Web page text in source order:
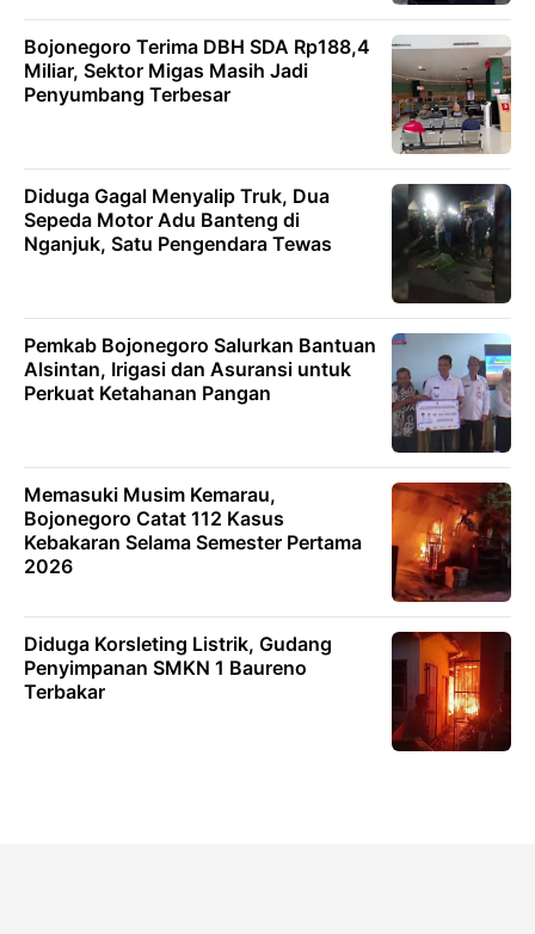
Bojonegoro Terima DBH SDA Rp188,4
Miliar, Sektor Migas Masih Jadi
Penyumbang Terbesar
Diduga Gagal Menyalip Truk, Dua
Sepeda Motor Adu Banteng di
Nganjuk, Satu Pengendara Tewas
Pemkab Bojonegoro Salurkan Bantuan
Alsintan, Irigasi dan Asuransi untuk
Perkuat Ketahanan Pangan
Memasuki Musim Kemarau,
Bojonegoro Catat 112 Kasus
Kebakaran Selama Semester Pertama
2026
Diduga Korsleting Listrik, Gudang
Penyimpanan SMKN 1 Baureno
Terbakar